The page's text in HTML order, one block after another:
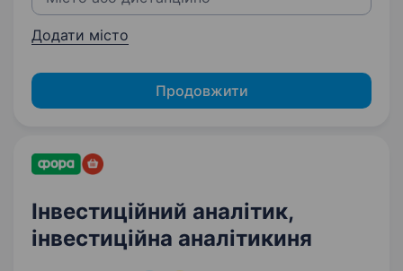
Додати місто
Продовжити
Інвестиційний аналітик,
інвестиційна аналітикиня